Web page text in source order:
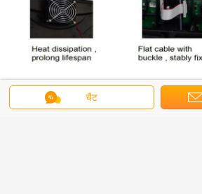
चैट